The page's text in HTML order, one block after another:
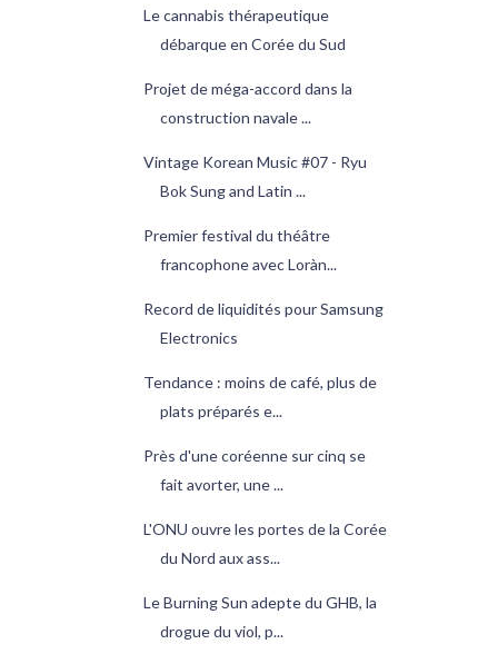
Le cannabis thérapeutique
débarque en Corée du Sud
Projet de méga-accord dans la
construction navale ...
Vintage Korean Music #07 - Ryu
Bok Sung and Latin ...
Premier festival du théâtre
francophone avec Loràn...
Record de liquidités pour Samsung
Electronics
Tendance : moins de café, plus de
plats préparés e...
Près d'une coréenne sur cinq se
fait avorter, une ...
L'ONU ouvre les portes de la Corée
du Nord aux ass...
Le Burning Sun adepte du GHB, la
drogue du viol, p...